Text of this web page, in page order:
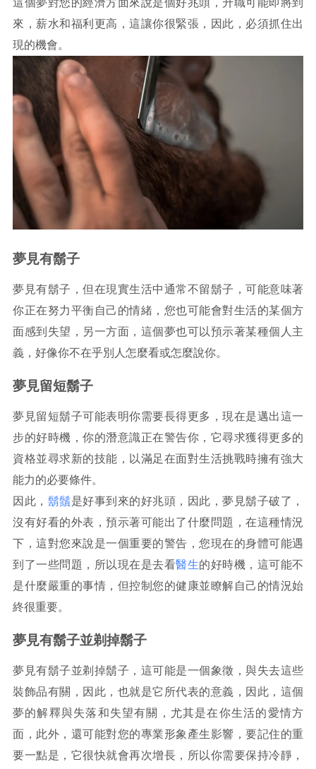
這個夢對您的經濟方面來說是個好兆頭，升職可能即將到
來，薪水和福利更高，這讓你很緊張，因此，必須抓住出
現的機會。
夢見有鬍子
夢見有鬍子，但在現實生活中通常不留鬍子，可能意味著
你正在努力平衡自己的情緒，您也可能會對生活的某個方
面感到失望，另一方面，這個夢也可以預示著某種個人主
義，好像你不在乎別人怎麼看或怎麼說你。
夢見留短鬍子
夢見留短鬍子可能表明你需要長得更多，現在是邁出這一
步的好時機，你的潛意識正在警告你，它尋求獲得更多的
資格並尋求新的技能，以滿足在面對生活挑戰時擁有強大
能力的必要條件。
因此， 鬍鬚是好事到來的好兆頭，因此，夢見鬍子破了，
沒有好看的外表，預示著可能出了什麼問題，在這種情況
下，這對您來說是一個重要的警告，您現在的身體可能遇
到了一些問題，所以現在是去看醫生的好時機，這可能不
是什麼嚴重的事情，但控制您的健康並瞭解自己的情況始
終很重要。
夢見有鬍子並剃掉鬍子
夢見有鬍子並剃掉鬍子，這可能是一個象徵，與失去這些
裝飾品有關，因此，也就是它所代表的意義，因此，這個
夢的解釋與失落和失望有關，尤其是在你生活的愛情方
面，此外，還可能對您的專業形象產生影響，要記住的重
要一點是，它很快就會再次增長，所以你需要保持冷靜，